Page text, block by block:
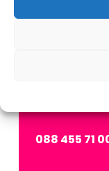
Stuur ons
wij je graag
uiteraard
088 455 71